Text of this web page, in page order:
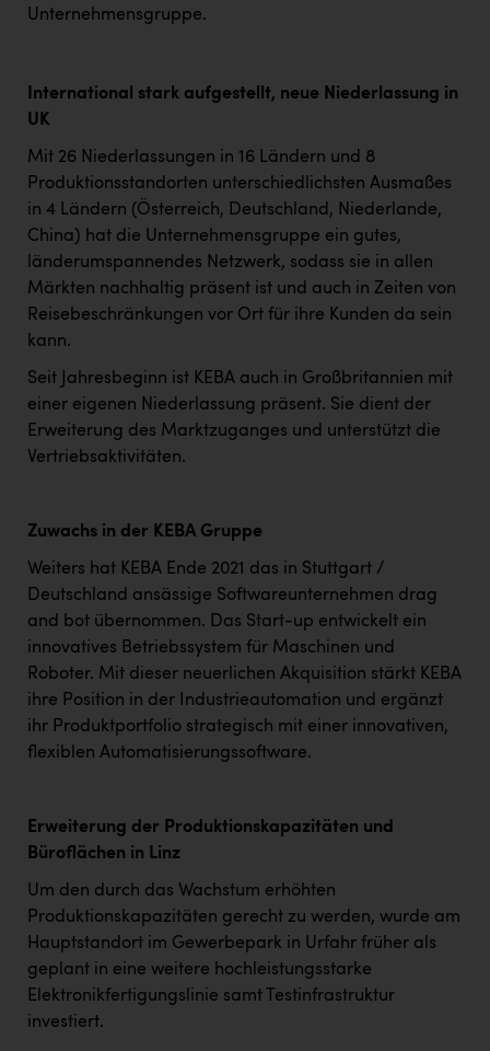
Unternehmensgruppe.
International stark aufgestellt, neue Niederlassung in
UK
Mit 26 Niederlassungen in 16 Ländern und 8
Produktionsstandorten unterschiedlichsten Ausmaßes
in 4 Ländern (Österreich, Deutschland, Niederlande,
China) hat die Unternehmensgruppe ein gutes,
länderumspannendes Netzwerk, sodass sie in allen
Märkten nachhaltig präsent ist und auch in Zeiten von
Reisebeschränkungen vor Ort für ihre Kunden da sein
kann.
Seit Jahresbeginn ist KEBA auch in Großbritannien mit
einer eigenen Niederlassung präsent. Sie dient der
Erweiterung des Marktzuganges und unterstützt die
Vertriebsaktivitäten.
Zuwachs in der KEBA Gruppe
Weiters hat KEBA Ende 2021 das in Stuttgart /
Deutschland ansässige Softwareunternehmen drag
and bot übernommen. Das Start-up entwickelt ein
innovatives Betriebssystem für Maschinen und
Roboter. Mit dieser neuerlichen Akquisition stärkt KEBA
ihre Position in der Industrieautomation und ergänzt
ihr Produktportfolio strategisch mit einer innovativen,
flexiblen Automatisierungssoftware.
Erweiterung der Produktionskapazitäten und
Büroflächen in Linz
Um den durch das Wachstum erhöhten
Produktionskapazitäten gerecht zu werden, wurde am
Hauptstandort im Gewerbepark in Urfahr früher als
geplant in eine weitere hochleistungsstarke
Elektronikfertigungslinie samt Testinfrastruktur
investiert.